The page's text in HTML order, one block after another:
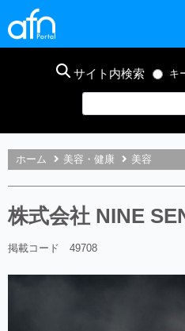
サイト内検索 キ
ホーム 美容・健康 美容
株式会社 NINE
掲載コード 49708